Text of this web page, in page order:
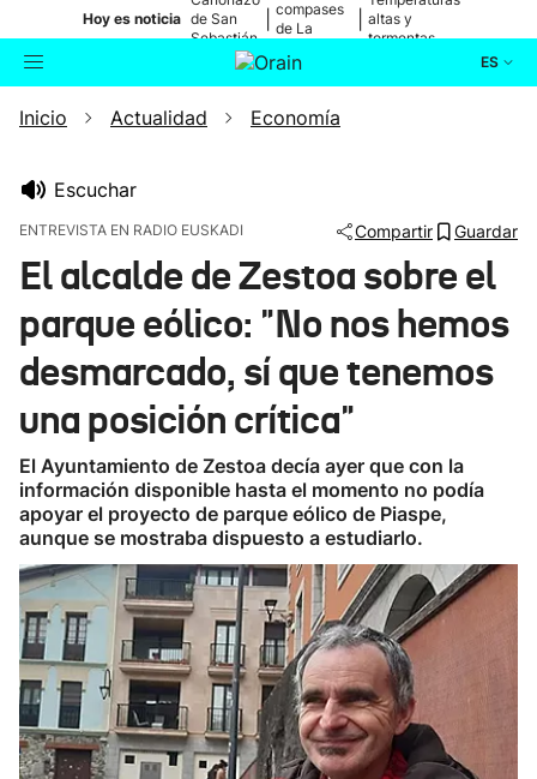
Hoy es noticia de San
Sebastián
compases
de La
altas y
tormentas
ES
Buscador Actualidad
Ikusmiran
Eguraldia
Inicio Actualidad Economía
Escuchar
ENTREVISTA EN RADIO EUSKADI Compartir Guardar
El alcalde de Zestoa sobre el
parque eólico: "No nos hemos
desmarcado, sí que tenemos
una posición crítica"
El Ayuntamiento de Zestoa decía ayer que con la
información disponible hasta el momento no podía
apoyar el proyecto de parque eólico de Piaspe,
aunque se mostraba dispuesto a estudiarlo.